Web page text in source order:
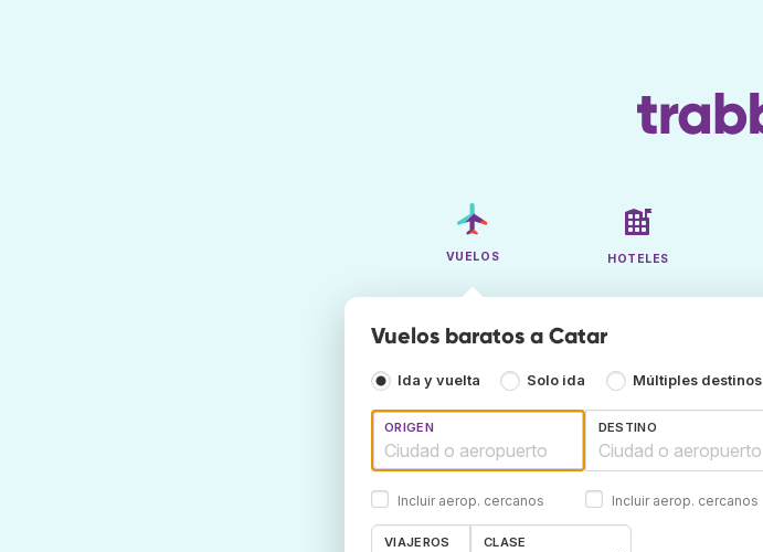
VUELOS HOTELES
Vuelos baratos a Catar
Ida y vuelta Solo ida Múltiples destinos
ORIGEN
Incluir aerop. cercanos
DESTINO
Incluir aerop. cercanos
VIAJEROS CLASE